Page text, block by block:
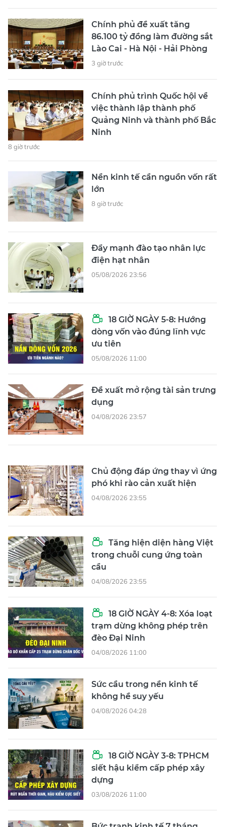
Chính phủ đề xuất tăng
86.100 tỷ đồng làm đường sắt
Lào Cai - Hà Nội - Hải Phòng
3 giờ trước
Chính phủ trình Quốc hội về
việc thành lập thành phố
Quảng Ninh và thành phố Bắc
Ninh
8 giờ trước
Nền kinh tế cần nguồn vốn rất
lớn
8 giờ trước
Đẩy mạnh đào tạo nhân lực
điện hạt nhân
05/08/2026 23:56
18 GIỜ NGÀY 5-8: Hướng
dòng vốn vào đúng lĩnh vực
ưu tiên
05/08/2026 11:00
Đề xuất mở rộng tài sản trưng
dụng
04/08/2026 23:57
Chủ động đáp ứng thay vì ứng
phó khi rào cản xuất hiện
04/08/2026 23:55
Tăng hiện diện hàng Việt
trong chuỗi cung ứng toàn
cầu
04/08/2026 23:55
18 GIỜ NGÀY 4-8: Xóa loạt
trạm dừng không phép trên
đèo Đại Ninh
04/08/2026 11:00
Sức cầu trong nền kinh tế
không hề suy yếu
04/08/2026 04:28
18 GIỜ NGÀY 3-8: TPHCM
siết hậu kiểm cấp phép xây
dựng
03/08/2026 11:00